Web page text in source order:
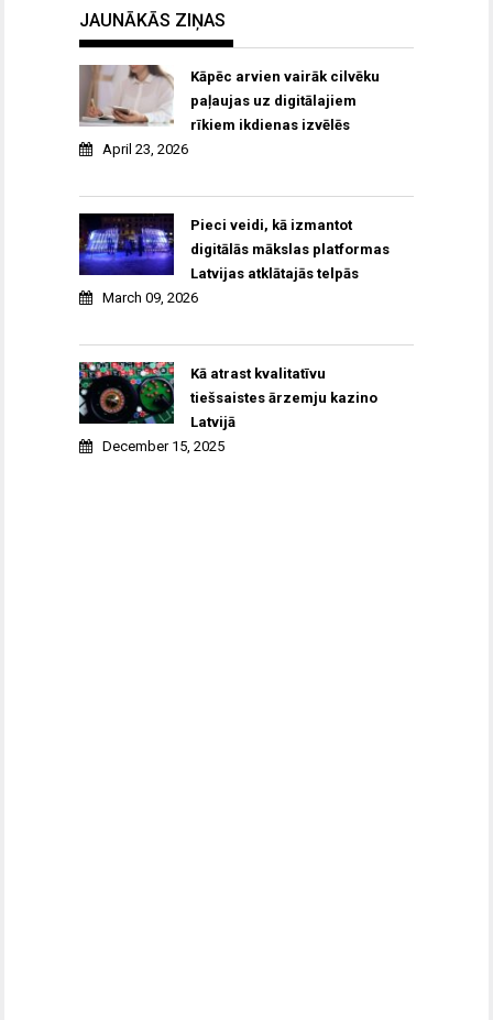
JAUNĀKĀS ZIŅAS
Kāpēc arvien vairāk cilvēku
paļaujas uz digitālajiem
rīkiem ikdienas izvēlēs
April 23, 2026
Pieci veidi, kā izmantot
digitālās mākslas platformas
Latvijas atklātajās telpās
March 09, 2026
Kā atrast kvalitatīvu
tiešsaistes ārzemju kazino
Latvijā
December 15, 2025